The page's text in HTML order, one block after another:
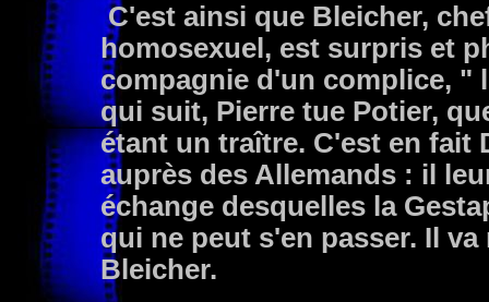
C'est ainsi que Bleicher,
homosexuel, est surpris et
compagnie d'un complice, "
qui suit, Pierre tue Potier,
étant un traître. C'est en fait
auprès des Allemands : il
échange desquelles la
qui ne peut s'en passer. Il
Bleicher.